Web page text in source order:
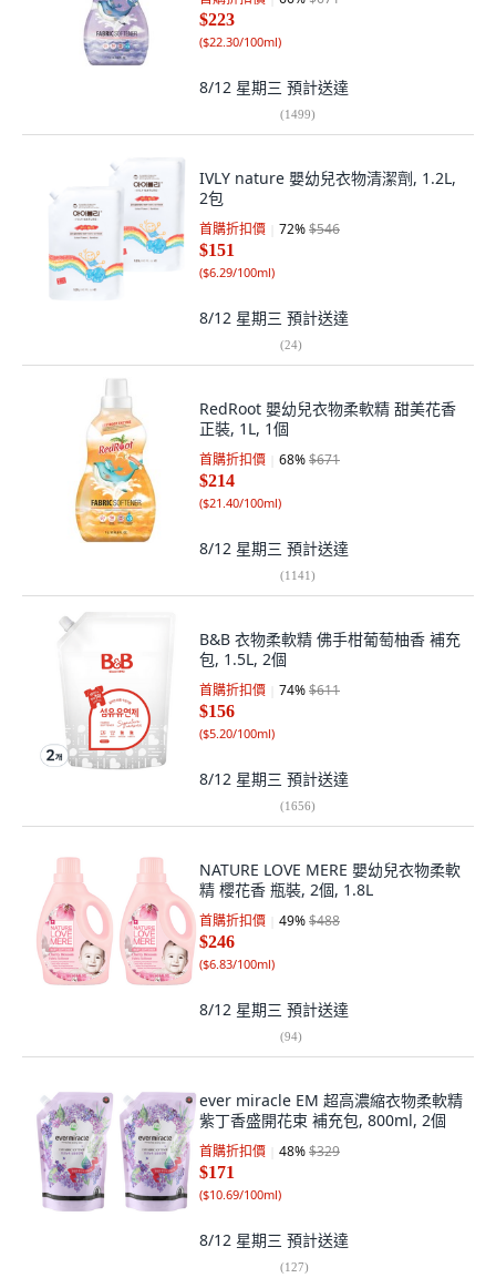
$223
($22.30/100ml)
8/12 星期三 預計送達
(1499)
IVLY nature 嬰幼兒衣物清潔劑, 1.2L,
2包
首購折扣價 72%$546
$151
($6.29/100ml)
8/12 星期三 預計送達
(24)
RedRoot 嬰幼兒衣物柔軟精 甜美花香
正裝, 1L, 1個
首購折扣價 68%$671
$214
($21.40/100ml)
8/12 星期三 預計送達
(1141)
B&B 衣物柔軟精 佛手柑葡萄柚香 補充
包, 1.5L, 2個
首購折扣價 74%$611
$156
($5.20/100ml)
8/12 星期三 預計送達
(1656)
NATURE LOVE MERE 嬰幼兒衣物柔軟
精 櫻花香 瓶裝, 2個, 1.8L
首購折扣價 49%$488
$246
($6.83/100ml)
8/12 星期三 預計送達
(94)
ever miracle EM 超高濃縮衣物柔軟精
紫丁香盛開花束 補充包, 800ml, 2個
首購折扣價 48%$329
$171
($10.69/100ml)
8/12 星期三 預計送達
(127)